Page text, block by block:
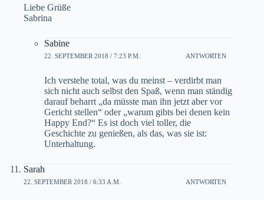
Liebe Grüße
Sabrina
Sabine
22. SEPTEMBER 2018 / 7:23 P.M. ANTWORTEN
Ich verstehe total, was du meinst – verdirbt man
sich nicht auch selbst den Spaß, wenn man ständig
darauf beharrt „da müsste man ihn jetzt aber vor
Gericht stellen“ oder „warum gibts bei denen kein
Happy End?“ Es ist doch viel toller, die
Geschichte zu genießen, als das, was sie ist:
Unterhaltung.
Sarah
22. SEPTEMBER 2018 / 6:33 A.M. ANTWORTEN